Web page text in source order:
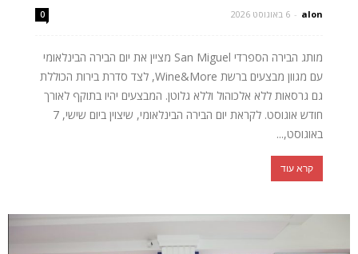
alon
- 6 באוגוסט 2026 0
מותג הבירה הספרדי San Miguel מציין את יום הבירה הבינלאומי
עם מגוון מבצעים ברשת Wine&More, לצד סדרת בירות הכוללת
גם גרסאות ללא אלכוהול וללא גלוטן. המבצעים יהיו בתוקף לאורך
חודש אוגוסט. לקראת יום הבירה הבינלאומי, שיצוין ביום שישי, 7
באוגוסט,...
קרא עוד